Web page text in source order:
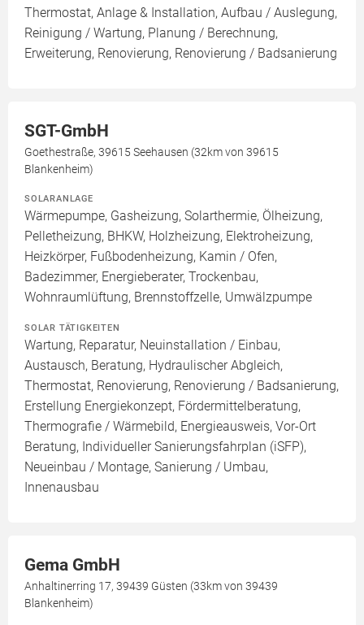
Thermostat, Anlage & Installation, Aufbau / Auslegung,
Reinigung / Wartung, Planung / Berechnung,
Erweiterung, Renovierung, Renovierung / Badsanierung
SGT-GmbH
Goethestraße, 39615 Seehausen (32km von 39615
Blankenheim)
SOLARANLAGE
Wärmepumpe, Gasheizung, Solarthermie, Ölheizung,
Pelletheizung, BHKW, Holzheizung, Elektroheizung,
Heizkörper, Fußbodenheizung, Kamin / Ofen,
Badezimmer, Energieberater, Trockenbau,
Wohnraumlüftung, Brennstoffzelle, Umwälzpumpe
SOLAR TÄTIGKEITEN
Wartung, Reparatur, Neuinstallation / Einbau,
Austausch, Beratung, Hydraulischer Abgleich,
Thermostat, Renovierung, Renovierung / Badsanierung,
Erstellung Energiekonzept, Fördermittelberatung,
Thermografie / Wärmebild, Energieausweis, Vor-Ort
Beratung, Individueller Sanierungsfahrplan (iSFP),
Neueinbau / Montage, Sanierung / Umbau,
Innenausbau
Gema GmbH
Anhaltinerring 17, 39439 Güsten (33km von 39439
Blankenheim)